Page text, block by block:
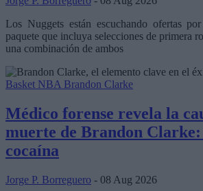
Los Nuggets están escuchando ofertas
paquete que incluya selecciones de primera
una combinación de ambos
Basket NBA Brandon Clarke
Médico forense revela la
muerte de Brandon
cocaína
Jorge P. Borreguero - 08 Aug 2026